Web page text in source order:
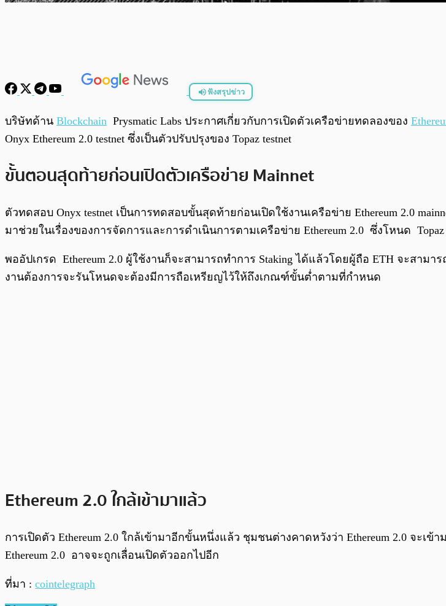
ฟังสรุปข่าว
พร้อมเล่น
บริษัทด้าน Blockchain Prysmatic Labs ประกาศเกี่ยวกับการเปิดตัวเครือข่ายทดลองของ
Onyx Ethereum 2.0 testnet ซึ่งเป็นตัวปรับปรุงของ Topaz testnet
ขั้นตอนสุดท้ายก่อนเปิดตัวเครือข่าย Mainnet
ตัวทดสอบ Onyx testnet เป็นการทดสอบขั้นสุดท้ายก่อนเปิดใช้งานเครือข่าย Ethereum 2.0
มาช่วยในเรื่องของการจัดการและการดำเนินการตามเครือข่าย Ethereum 2.0 ซึ่งโหนด
พออัปเกรด Ethereum 2.0 ผู้ใช้งานก็จะสามารถทำการ Staking ได้แล้วโดยผู้ถือ ETH จะสา
งานต้องการจะรันโหนดจะต้องมีการถือเหรียญไว้ให้ถึงเกณฑ์ขั้นต่ำตามที่กำหนด
Ethereum 2.0 ใกล้เข้ามาแล้ว
การเปิดตัว Ethereum 2.0 ใกล้เข้ามาอีกขั้นหนึ่งแล้ว ชุมชนต่างคาดหวังว่า Ethereum 2.0 จะ
Ethereum 2.0 อาจจะถูกเลื่อนเปิดตัวออกไปอีก
ที่มา : cointelegraph